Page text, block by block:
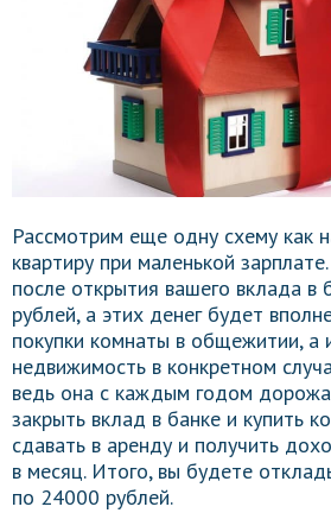
Рассмотрим еще одну схему как
квартиру при маленькой
после открытия вашего вклада в
рублей, а этих денег будет
покупки комнаты в общежитии, а
недвижимость в конкретном
ведь она с каждым годом
закрыть вклад в банке и купить
сдавать в аренду и получить
в месяц. Итого, вы будете
по 24000 рублей.